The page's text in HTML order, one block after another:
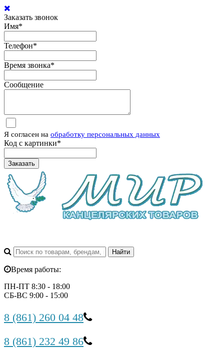
Заказать звонок
Имя*
Телефон*
Время звонка*
Сообщение
Я согласен на обработку персональных данных
Код с картинки*
Заказать
Время работы:
ПН-ПТ 8:30 - 18:00
СБ-ВС 9:00 - 15:00
8 (861) 260 04 48
8 (861) 232 49 86